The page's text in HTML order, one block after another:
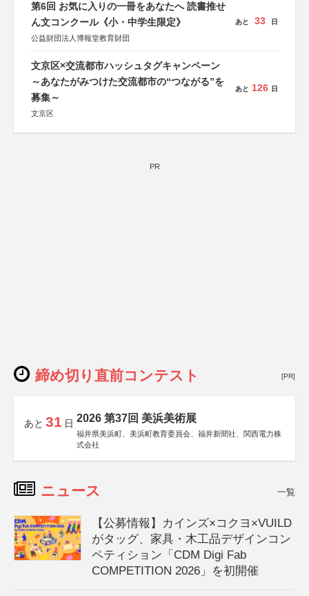
第6回 お気に入りの一冊をあなたへ 読書推せ
ん文コンクール《小・中学生限定》
公益財団法人博報堂教育財団
あと 33 日
文京区×交流都市ハッシュタグキャンペーン
～あなたがみつけた交流都市の“つながる”を
募集～
文京区
あと 126 日
PR
締め切り直前コンテスト [PR]
あと 31 日 2026 第37回 美浜美術展
福井県美浜町、美浜町教育委員会、福井新聞社、関西電力株
式会社
ニュース 一覧
【公募情報】カインズ×コクヨ×VUILD
がタッグ、家具・木工品デザインコン
ペティション「CDM Digi Fab
COMPETITION 2026」を初開催